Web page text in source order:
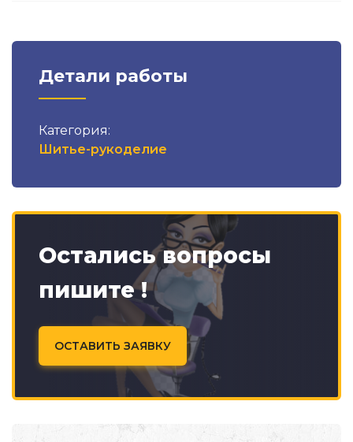
Детали работы
Категория:
Шитье-рукоделие
Остались вопросы
пишите !
ОСТАВИТЬ ЗАЯВКУ